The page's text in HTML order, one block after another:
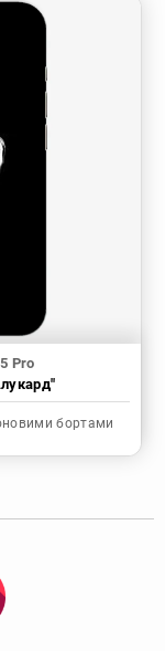
Pro
бортами